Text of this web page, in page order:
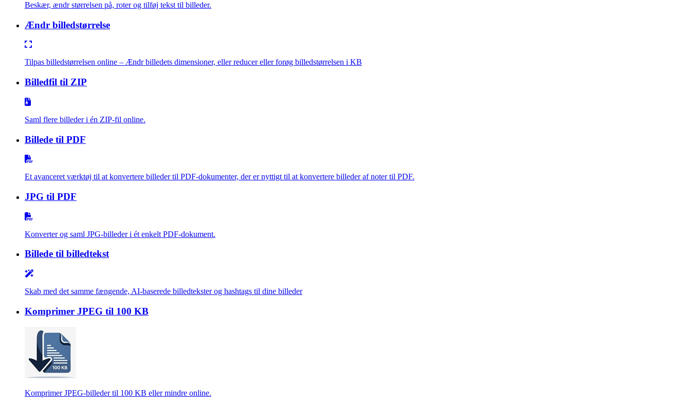
Beskær, ændr størrelsen på, roter og tilføj tekst til billeder.
Ændr billedstørrelse
Tilpas billedstørrelsen online – Ændr billedets dimensioner, eller reducer eller forøg billedstørrelsen i KB
Billedfil til ZIP
Saml flere billeder i én ZIP-fil online.
Billede til PDF
Et avanceret værktøj til at konvertere billeder til PDF-dokumenter, der er nyttigt til at konvertere billeder af noter til PDF.
JPG til PDF
Konverter og saml JPG-billeder i ét enkelt PDF-dokument.
Billede til billedtekst
Skab med det samme fængende, AI-baserede billedtekster og hashtags til dine billeder
Komprimer JPEG til 100 KB
Komprimer JPEG-billeder til 100 KB eller mindre online.